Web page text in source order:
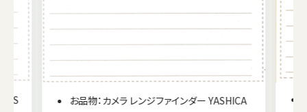
お品物：カメラ レンジファインダー YASHICA